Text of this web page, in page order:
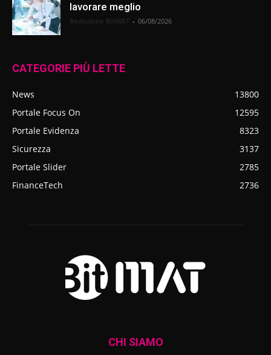
lavorare meglio
- 06/08/2026
CATEGORIE PIÙ LETTE
News
13800
Portale Focus On
12595
Portale Evidenza
8323
Sicurezza
3137
Portale Slider
2785
FinanceTech
2736
CHI SIAMO